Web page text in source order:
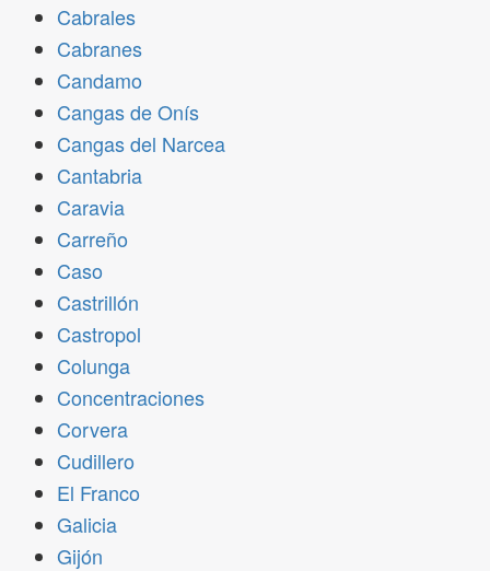
Cabrales
Cabranes
Candamo
Cangas de Onís
Cangas del Narcea
Cantabria
Caravia
Carreño
Caso
Castrillón
Castropol
Colunga
Concentraciones
Corvera
Cudillero
El Franco
Galicia
Gijón